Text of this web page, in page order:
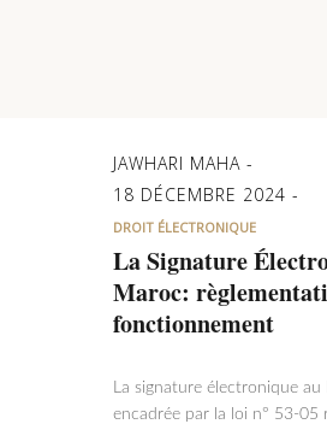
JAWHARI MAHA
18 DÉCEMBRE 2024
DROIT ÉLECTRONIQUE
La Signature
Maroc:
fonctionnement
La signature électronique
encadrée par la loi n° 53-05